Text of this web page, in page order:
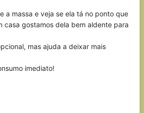
a massa e veja se ela tá no ponto que
casa gostamos dela bem aldente para
mas ajuda a deixar mais
imediato!